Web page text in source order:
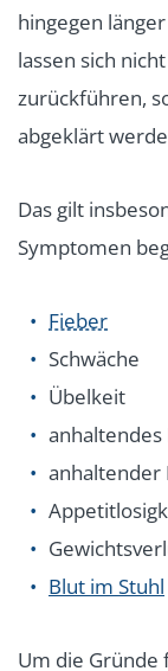
hingegen
lassen sich
zurückführen,
abgeklärt
Das gilt
Symptomen
Fieber
Schwäche
Übelkeit
anhaltendes
anhaltender
Blut im Stuhl
Um die